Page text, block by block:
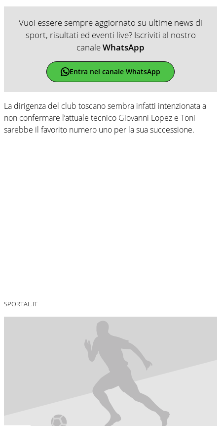
Vuoi essere sempre aggiornato su ultime news di
sport, risultati ed eventi live? Iscriviti al nostro
canaleWhatsApp
Entra nel canale WhatsApp
La dirigenza del club toscano sembra infatti intenzionata a
non confermare l’attuale tecnico Giovanni Lopez e Toni
sarebbe il favorito numero uno per la sua successione.
SPORTAL.IT